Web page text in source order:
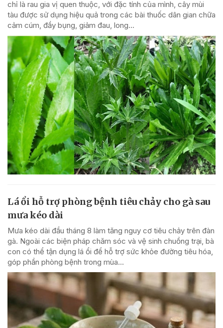
chỉ là rau gia vị quen thuộc, với đặc tính của mình, cây mùi
tàu được sử dụng hiệu quả trong các bài thuốc dân gian chữa
cảm cúm, đầy bụng, giảm đau, long...
Lá ổi hỗ trợ phòng bệnh tiêu chảy cho gà sau
mưa kéo dài
Mưa kéo dài đầu tháng 8 làm tăng nguy cơ tiêu chảy trên đàn
gà. Ngoài các biện pháp chăm sóc và vệ sinh chuồng trại, bà
con có thể tận dụng lá ổi để hỗ trợ sức khỏe đường tiêu hóa,
góp phần phòng bệnh trong mùa...